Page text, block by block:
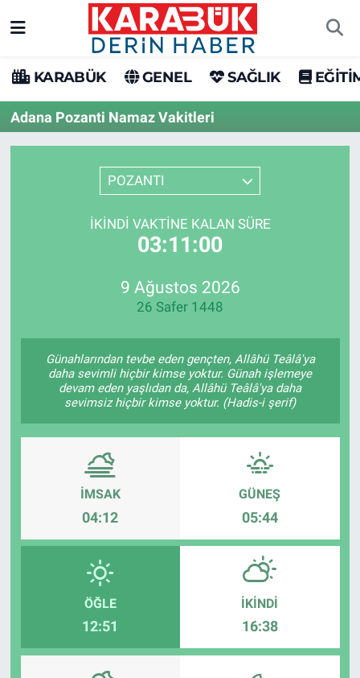
KARABÜK GENEL SAĞLIK
Adana Pozanti Namaz Vakitleri
POZANTI
İKINDI VAKTINE KALAN SÜRE
03:11:00
9 Ağustos 2026
26 Safer 1448
Günahlarından tevbe eden gençten, Allâhü Teâlâ'ya
daha sevimli hiçbir kimse yoktur. Günah işlemeye
devam eden yaşlıdan da, Allâhü Teâlâ'ya daha
sevimsiz hiçbir kimse yoktur. (Hadis-i şerif)
İMSAK
04:12
GÜNEŞ
05:44
ÖĞLE
12:51
İKINDI
16:38
Karabük Hava Durumu
Karabük Trafik Yoğunluk Haritası
Süper Lig Puan Durumu ve Fikstür
Tüm Manşetler